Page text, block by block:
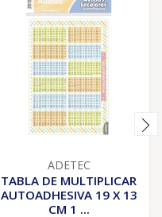
ADETEC
TABLA DE MULTIPLICAR
AUTOADHESIVA 19 X 13
CM 1 ...